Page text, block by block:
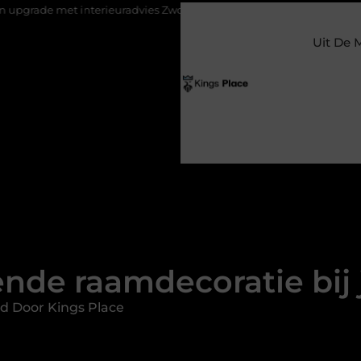
Zwolle Nieuw verhuisd naar Laren? Waarom het
Uit De
raamdecoratie bij
Door Kings Place